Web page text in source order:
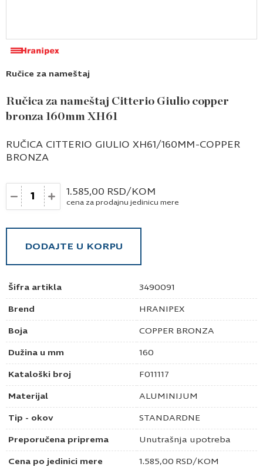
Ručice za nameštaj
Ručica za nameštaj Citterio Giulio copper
bronza 160mm XH61
Šifra artikla 3490091
Brend HRANIPEX
Boja COPPER BRONZA
Dužina u mm 160
Kataloški broj F011117
Materijal ALUMINIJUM
Tip - okov STANDARDNE
Preporučena priprema Unutrašnja upotreba
Cena po jedinici mere 1.585,00 RSD/KOM
RUČICA CITTERIO GIULIO XH61/160MM-COPPER
BRONZA
Količina 1.585,00 RSD/KOM
cena za prodajnu jedinicu mere
DODAJTE U KORPU